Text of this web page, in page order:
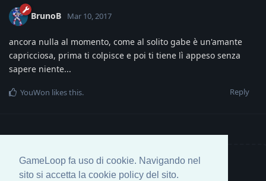
GameLoop fa uso di cookie. Navigando nel
sito si accetta la cookie policy del sito.
BrunoB Mar 10, 2017
ancora nulla al momento, come al solito gabe è un'amante
capricciosa, prima ti colpisce e poi ti tiene lì appeso senza
sapere niente...
Reply
YouWon likes this.
Write a Reply...